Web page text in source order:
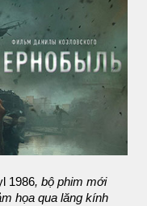
1986, bộ phim mới
họa qua lăng kính